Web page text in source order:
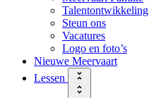
Talentontwikkeling
Steun ons
Vacatures
Logo en foto’s
Nieuwe Meervaart
Lessen